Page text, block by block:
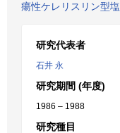
瘍性ケレリスリン型
研究代表者
石井 永
研究期間 (年度)
1986 – 1988
研究種目